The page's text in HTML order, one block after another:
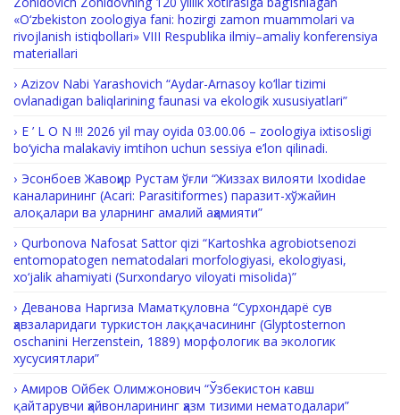
«O‘zbekiston zoologiya fani: hozirgi zamon muammolari va
rivojlanish istiqbollari» VIII Respublika ilmiy–amaliy konferensiya
materiallari
Azizov Nabi Yarashovich “Aydar-Arnasoy ko‘llar tizimi
ovlanadigan baliqlarining faunasi va ekologik xususiyatlari”
E ’ L O N !!! 2026 yil may oyida 03.00.06 – zoologiya ixtisosligi
bo‘yicha malakaviy imtihon uchun sessiya e’lon qilinadi.
Эсонбоев Жавоҳир Рустам ўғли “Жиззах вилояти Ixodidae
каналарининг (Acari: Parasitiformes) паразит-хўжайин
алоқалари ва уларнинг амалий аҳамияти”
Qurbonova Nafosat Sattor qizi “Kartoshka agrobiotsenozi
entomopatogen nematodalari morfologiyasi, ekologiyasi,
xo‘jalik ahamiyati (Surxondaryo viloyati misolida)”
Деванова Наргиза Маматқуловна “Сурхондарё сув
ҳавзаларидаги туркистон лаққачасининг (Glyptosternon
oschanini Herzenstein, 1889) морфологик ва экологик
хусусиятлари”
Амиров Ойбек Олимжонович “Ўзбекистон кавш
қайтарувчи ҳайвонларининг ҳазм тизими нематодалари”